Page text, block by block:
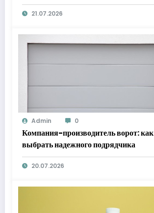
21.07.2026
Admin 0
Компания-производитель ворот: как
выбрать надежного подрядчика
20.07.2026